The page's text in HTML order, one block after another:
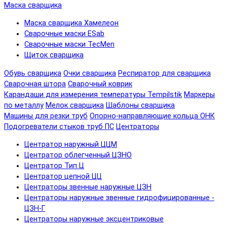
Маска сварщика
Маска сварщика Хамелеон
Сварочные маски ESab
Сварочные маски TecMen
Щиток сварщика
Обувь сварщика Очки сварщика Респиратор для сварщика
Сварочная штора Сварочный коврик
Карандаши для измерения температуры Tempilstik Маркеры
по металлу Мелок сварщика Шаблоны сварщика
Машины для резки труб Опорно-направляющие кольца ОНК
Подогреватели стыков труб ПС Центраторы
Центратор наружный ЦЦМ
Центратор облегченный ЦЗНО
Центратор Тип Ц
Центратор цепной ЦЦ
Центраторы звенные наружные ЦЗН
Центраторы наружные звенные гидрофицированные -
ЦЗН-Г
Центраторы наружные эксцентриковые